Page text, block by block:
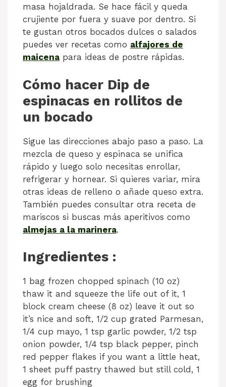
masa hojaldrada. Se hace fácil y queda
crujiente por fuera y suave por dentro. Si
te gustan otros bocados dulces o salados
puedes ver recetas como alfajores de
maicena para ideas de postre rápidas.
Cómo hacer Dip de
espinacas en rollitos de
un bocado
Sigue las direcciones abajo paso a paso. La
mezcla de queso y espinaca se unifica
rápido y luego solo necesitas enrollar,
refrigerar y hornear. Si quieres variar, mira
otras ideas de relleno o añade queso extra.
También puedes consultar otra receta de
mariscos si buscas más aperitivos como
almejas a la marinera.
Ingredientes :
1 bag frozen chopped spinach (10 oz)
thaw it and squeeze the life out of it, 1
block cream cheese (8 oz) leave it out so
it’s nice and soft, 1/2 cup grated Parmesan,
1/4 cup mayo, 1 tsp garlic powder, 1/2 tsp
onion powder, 1/4 tsp black pepper, pinch
red pepper flakes if you want a little heat,
1 sheet puff pastry thawed but still cold, 1
egg for brushing